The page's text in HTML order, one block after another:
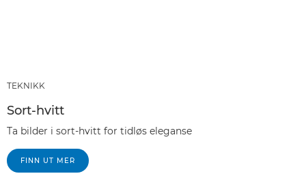
TEKNIKK
Sort-hvitt
Ta bilder i sort-hvitt for tidløs eleganse
FINN UT MER